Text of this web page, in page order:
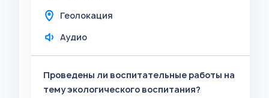
Геолокация
Аудио
Проведены ли воспитательные работы на
тему экологического воспитания?